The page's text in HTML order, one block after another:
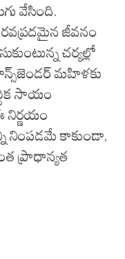
వేసింది.
జీవనం
చర్యల్లో
మహిళకు
సాయం
నింపడమే కాకుండా,
ప్రాధాన్యత